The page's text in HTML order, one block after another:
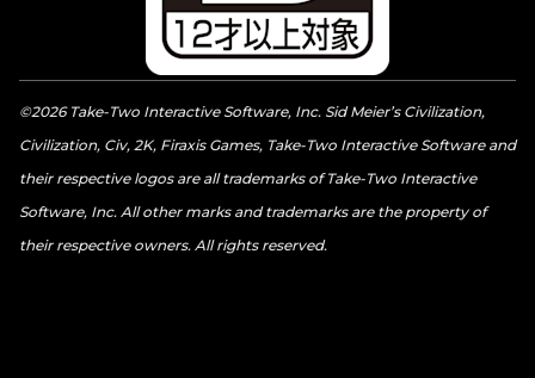
©2026 Take-Two Interactive Software, Inc. Sid Meier’s Civilization,
Civilization, Civ, 2K, Firaxis Games, Take-Two Interactive Software and
their respective logos are all trademarks of Take-Two Interactive
Software, Inc. All other marks and trademarks are the property of
their respective owners. All rights reserved.